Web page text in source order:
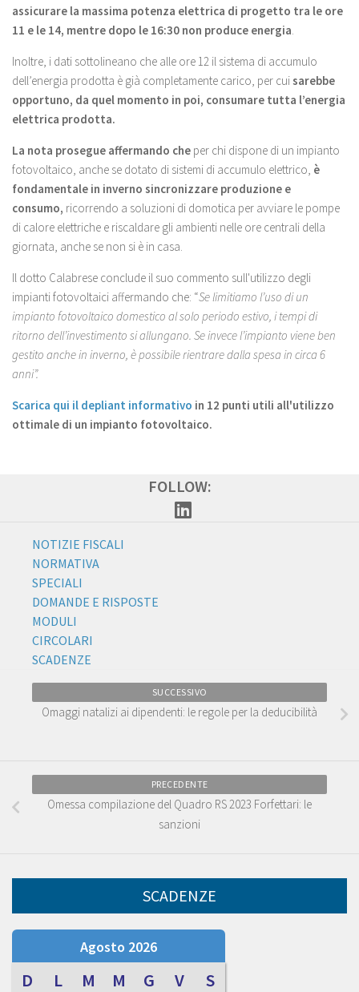
assicurare la massima potenza elettrica di progetto tra le ore
11 e le 14, mentre dopo le 16:30 non produce energia.
Inoltre, i dati sottolineano che alle ore 12 il sistema di accumulo
dell’energia prodotta è già completamente carico, per cuisarebbe
opportuno, da quel momento in poi, consumare tutta l’energia
elettrica prodotta.
La nota prosegue affermando che per chi dispone di un impianto
fotovoltaico, anche se dotato di sistemi di accumulo elettrico, è
fondamentale in inverno sincronizzare produzione e
consumo, ricorrendo a soluzioni di domotica per avviare le pompe
di calore elettriche e riscaldare gli ambienti nelle ore centrali della
giornata, anche se non si è in casa.
Il dotto Calabrese conclude il suo commento sull'utilizzo degli
impianti fotovoltaici affermando che: “Se limitiamo l’uso di un
impianto fotovoltaico domestico al solo periodo estivo, i tempi di
ritorno dell’investimento si allungano. Se invece l’impianto viene ben
gestito anche in inverno, è possibile rientrare dalla spesa in circa 6
anni”.
Scarica qui il depliant informativo in 12 punti utili all'utilizzo
ottimale di un impianto fotovoltaico.
FOLLOW:
NOTIZIE FISCALI
NORMATIVA
SPECIALI
DOMANDE E RISPOSTE
MODULI
CIRCOLARI
SCADENZE
SUCCESSIVO
Omaggi natalizi ai dipendenti: le regole per la deducibilità
PRECEDENTE
Omessa compilazione del Quadro RS 2023 Forfettari: le
sanzioni
SCADENZE
Agosto 2026
D L M M G V S